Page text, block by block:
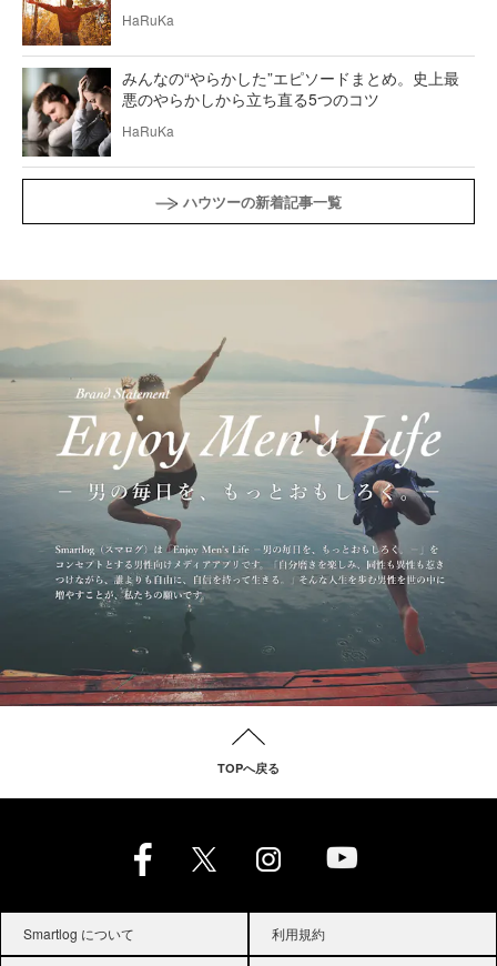
HaRuKa
みんなの“やらかした”エピソードまとめ。史上最
悪のやらかしから立ち直る5つのコツ
HaRuKa
ハウツーの新着記事一覧
TOPへ戻る
Smartlog について 利用規約